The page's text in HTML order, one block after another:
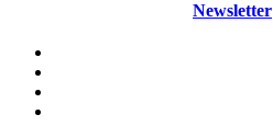
Newsletter